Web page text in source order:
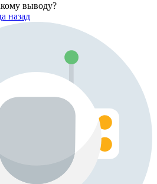
выводу?
назад